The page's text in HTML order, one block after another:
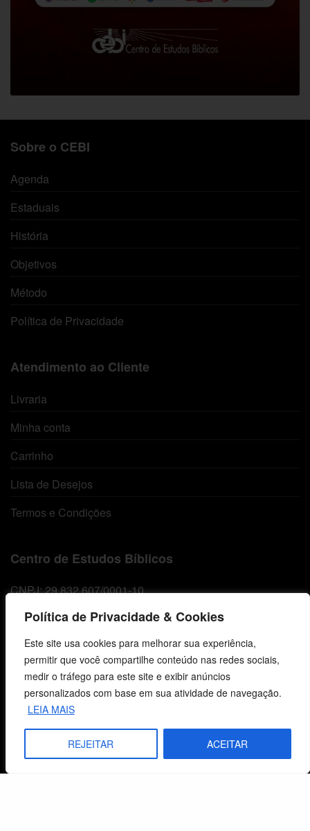
Política de Privacidade & Cookies
Este site usa cookies para melhorar sua experiência,
permitir que você compartilhe conteúdo nas redes sociais,
medir o tráfego para este site e exibir anúncios
personalizados com base em sua atividade de navegação.
LEIA MAIS
REJEITAR ACEITAR
Sobre o CEBI
Agenda
Estaduais
História
Objetivos
Método
Política de Privacidade
Atendimento ao Cliente
Livraria
Minha conta
Carrinho
Lista de Desejos
Termos e Condições
Centro de Estudos Bíblicos
CNPJ: 29.832.607/0001-10
Fale Conosco
E-mails
vendas@cebi.org.br
WhatsApp / Vendas